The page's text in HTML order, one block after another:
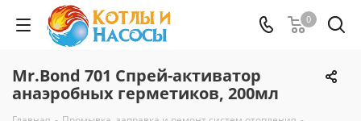
0
Mr.Bond 701 Спрей-активатор
анаэробных герметиков, 200мл